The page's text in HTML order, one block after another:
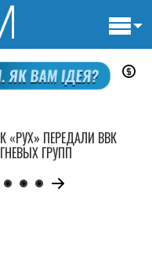
«РУХ» ПЕРЕДАЛИ ВВК
ГРУПП